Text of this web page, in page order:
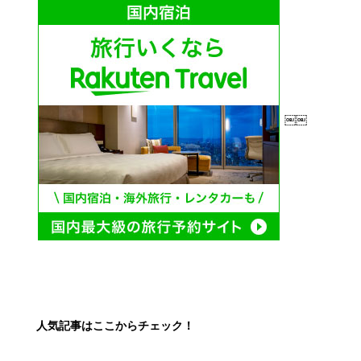
￼￼
人気記事はここからチェック！